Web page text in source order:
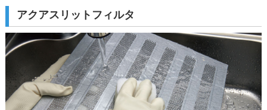
アクアスリットフィルタ